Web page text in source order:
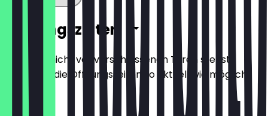
Öffnungszeiten
Damit du nicht vor verschlossenen Türen stehst,
halten wir die Öffnungszeiten so aktuell wie möglich.